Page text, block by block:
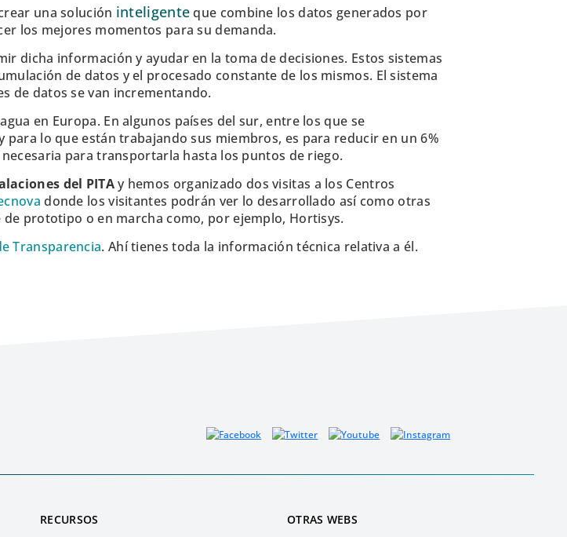
una solución inteligenteque combine los datos generados por
los mejores momentos para su demanda.
dicha información y ayudar en la toma de decisiones. Estos sistemas
de datos y el procesado constante de los mismos. El sistema
de datos se van incrementando.
en Europa. En algunos países del sur, entre los que se
para lo que están trabajando sus miembros, es para reducir en un 6%
para transportarla hasta los puntos de riego.
del PITAy hemos organizado dos visitas a los Centros
donde los visitantes podrán ver lo desarrollado así como otras
prototipo o en marcha como, por ejemplo, Hortisys.
Transparencia. Ahí tienes toda la información técnica relativa a él.
RECURSOS OTRAS WEBS